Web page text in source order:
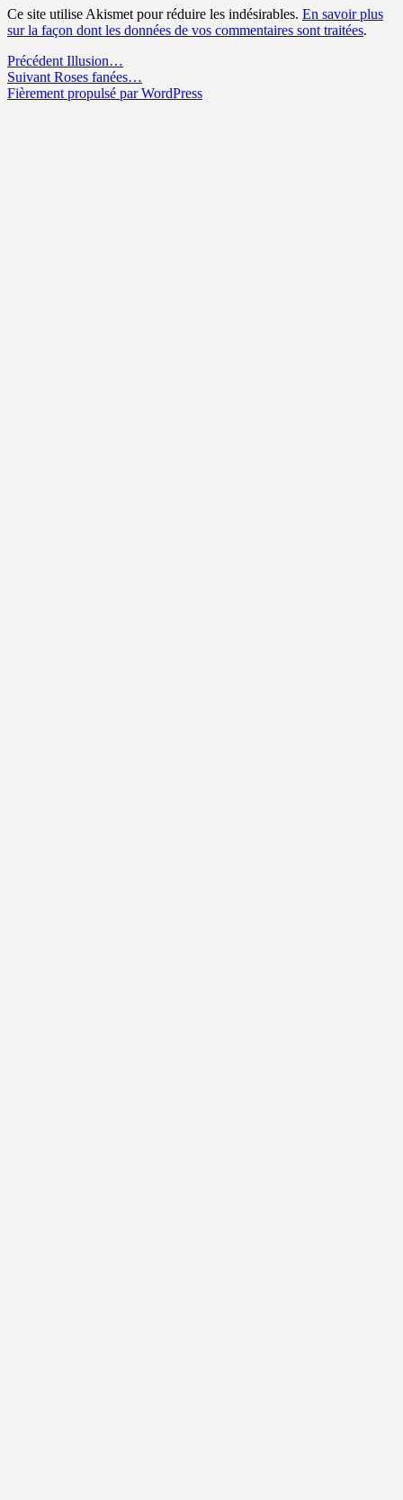
Ce site utilise Akismet pour réduire les indésirables. En savoir plus
sur la façon dont les données de vos commentaires sont traitées.
Navigation
de
Précédent Article
précédent :
Illusion…
Suivant Article
suivant :
Roses fanées…
Fièrement propulsé par WordPress